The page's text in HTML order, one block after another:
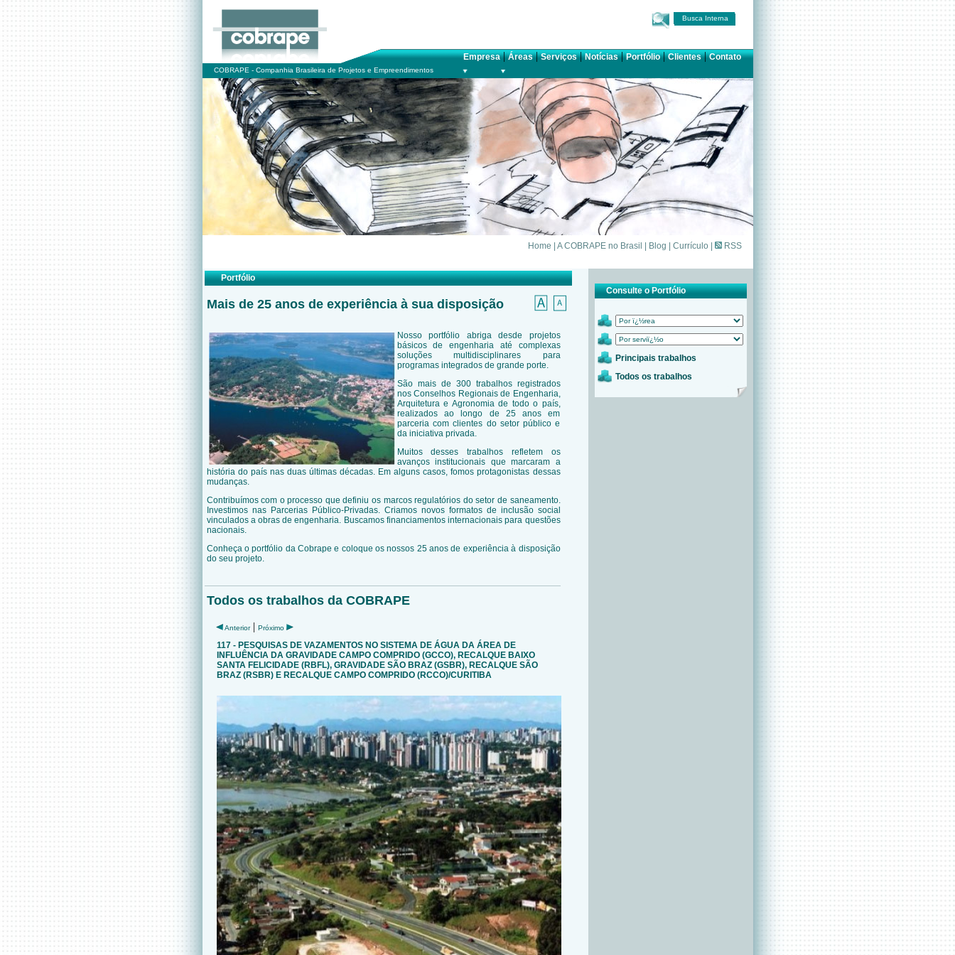
Busca Interna
Empresa|Áreas|Serviços|Notícias|Portfólio|Clientes|Contato
COBRAPE - Companhia Brasileira de Projetos e Empreendimentos
Home A COBRAPE no Brasil Blog Currículo RSS
Portfólio
Mais de 25 anos de experiência à sua disposição
Nosso portfólio abriga desde projetos
básicos de engenharia até complexas
soluções multidisciplinares para
programas integrados de grande porte.
São mais de 300 trabalhos registrados
nos Conselhos Regionais de Engenharia,
Arquitetura e Agronomia de todo o país,
realizados ao longo de 25 anos em
parceria com clientes do setor público e
da iniciativa privada.
Muitos desses trabalhos refletem os
avanços institucionais que marcaram a
história do país nas duas últimas décadas. Em alguns casos, fomos protagonistas dessas
mudanças.
Contribuímos com o processo que definiu os marcos regulatórios do setor de saneamento.
Investimos nas Parcerias Público-Privadas. Criamos novos formatos de inclusão social
vinculados a obras de engenharia. Buscamos financiamentos internacionais para questões
nacionais.
Conheça o portfólio da Cobrape e coloque os nossos 25 anos de experiência à disposição
do seu projeto.
Todos os trabalhos da COBRAPE
Consulte o Portfólio
Principais trabalhos
Todos os trabalhos